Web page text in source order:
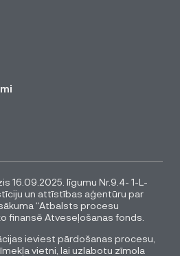
16.09.2025. līgumu Nr.9.4- 1-L-
un attīstības aģentūru par
“Atbalsts procesu
finansē Atveseļošanas fonds.
ieviest pārdošanas procesu,
vietni, lai uzlabotu zīmola